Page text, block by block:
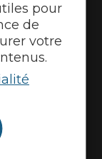
pour
de
votre